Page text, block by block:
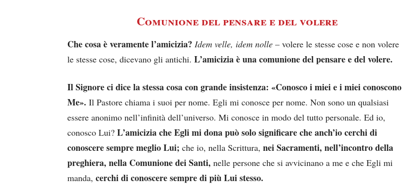
Comunione del pensare e del volere
Che cosa è veramente l’amicizia? Idem velle, idem nolle – volere le stesse cose e non volere
le stesse cose, dicevano gli antichi. L’amicizia è una comunione del pensare e del volere.
Il Signore ci dice la stessa cosa con grande insistenza: «Conosco i miei e i miei conoscono
Me». Il Pastore chiama i suoi per nome. Egli mi conosce per nome. Non sono un qualsiasi
essere anonimo nell’infinità dell’universo. Mi conosce in modo del tutto personale. Ed io,
conosco Lui? L’amicizia che Egli mi dona può solo significare che anch’io cerchi di
conoscere sempre meglio Lui; che io, nella Scrittura, nei Sacramenti, nell’incontro della
preghiera, nella Comunione dei Santi, nelle persone che si avvicinano a me e che Egli mi
manda, cerchi di conoscere sempre di più Lui stesso.